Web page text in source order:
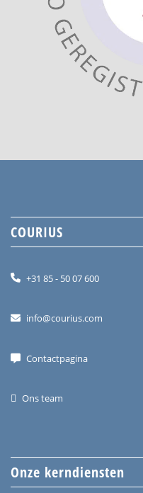
COURIUS
+31 85 - 50 07 600
info@courius.com
Contactpagina
Ons team
Onze kerndiensten